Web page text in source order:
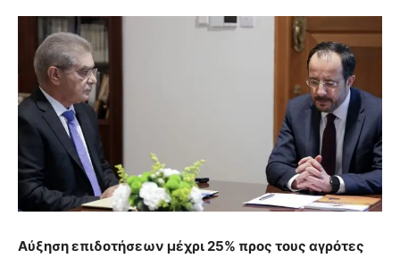
Αύξηση επιδοτήσεων μέχρι 25% προς τους αγρότες